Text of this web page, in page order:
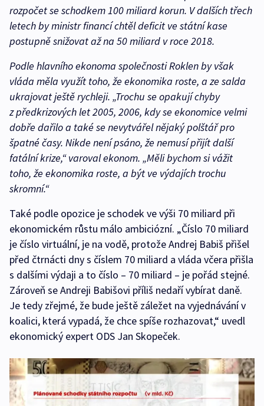
rozpočet se schodkem 100 miliard korun. V dalších třech
letech by ministr financí chtěl deficit ve státní kase
postupně snižovat až na 50 miliard v roce 2018.
Podle hlavního ekonoma společnosti Roklen by však
vláda měla využít toho, že ekonomika roste, a ze salda
ukrajovat ještě rychleji. „Trochu se opakují chyby
z předkrizových let 2005, 2006, kdy se ekonomice velmi
dobře dařilo a také se nevytvářel nějaký polštář pro
špatné časy. Nikde není psáno, že nemusí přijít další
fatální krize,“ varoval ekonom. „Měli bychom si vážit
toho, že ekonomika roste, a být ve výdajích trochu
skromní.“
Také podle opozice je schodek ve výši 70 miliard při
ekonomickém růstu málo ambiciózní. „Číslo 70 miliard
je číslo virtuální, je na vodě, protože Andrej Babiš přišel
před čtrnácti dny s číslem 70 miliard a vláda včera přišla
s dalšími výdaji a to číslo – 70 miliard – je pořád stejné.
Zároveň se Andreji Babišovi příliš nedaří vybírat daně.
Je tedy zřejmé, že bude ještě záležet na vyjednávání v
koalici, která vypadá, že chce spíše rozhazovat,“ uvedl
ekonomický expert ODS Jan Skopeček.